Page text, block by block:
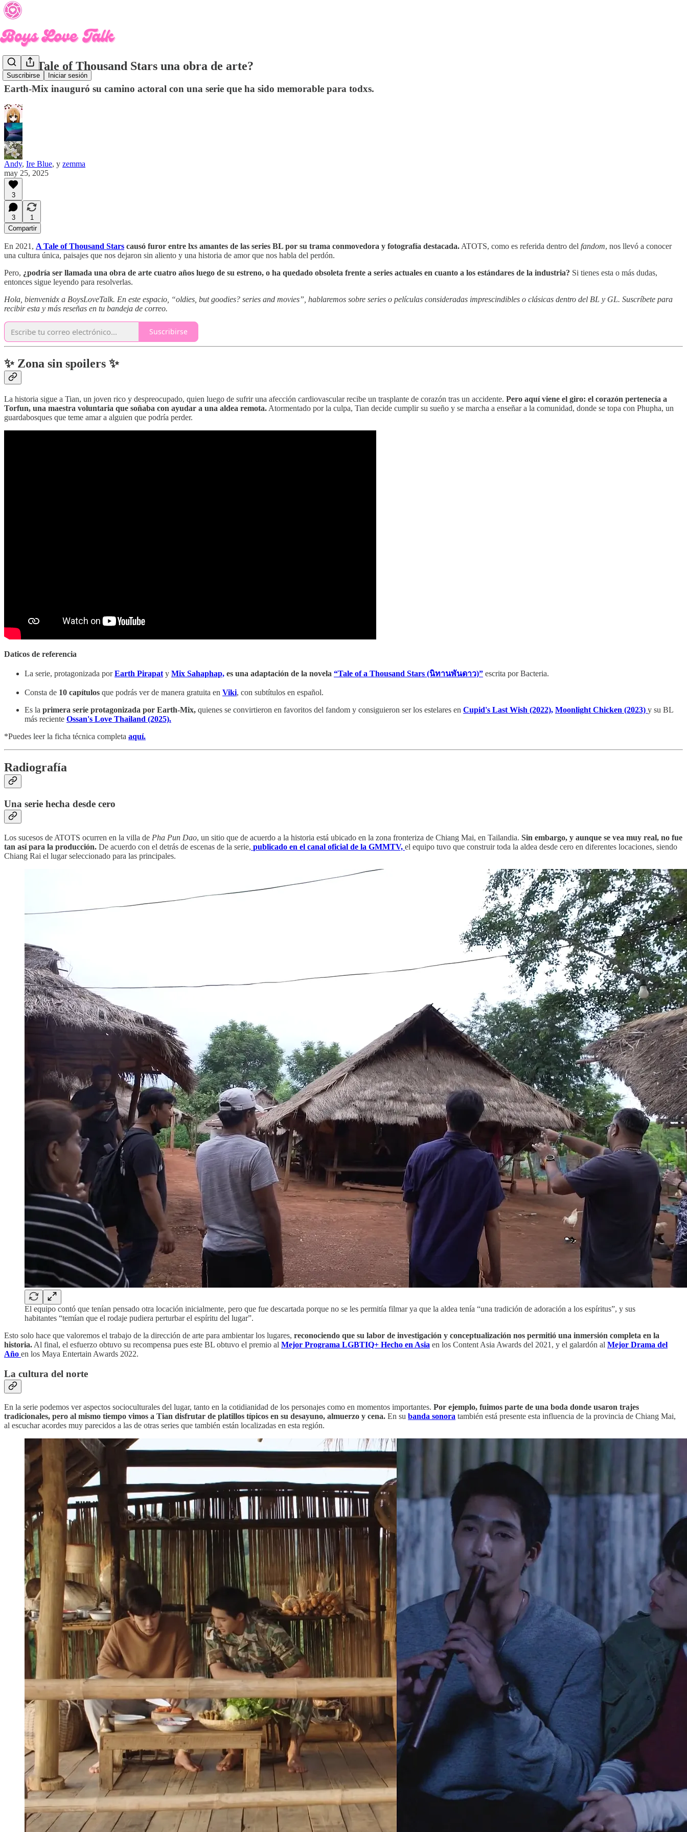
Suscribirse Iniciar sesión
¿Es A Tale of Thousand Stars una obra de arte?
Earth-Mix inauguró su camino actoral con una serie que ha sido memorable para todxs.
Andy, Ire Blue, y zemma
may 25, 2025
3
3
1
Compartir
En 2021, A Tale of Thousand Stars causó furor entre lxs amantes de las series BL por su trama conmovedora y fotografía destacada. ATOTS, como es referida dentro del fandom, nos llevó a conocer
una cultura única, paisajes que nos dejaron sin aliento y una historia de amor que nos habla del perdón.
Pero, ¿podría ser llamada una obra de arte cuatro años luego de su estreno, o ha quedado obsoleta frente a series actuales en cuanto a los estándares de la industria? Si tienes esta o más dudas,
entonces sigue leyendo para resolverlas.
Hola, bienvenidx a BoysLoveTalk. En este espacio, “oldies, but goodies? series and movies”, hablaremos sobre series o películas consideradas imprescindibles o clásicas dentro del BL y GL. Suscríbete para
recibir esta y más reseñas en tu bandeja de correo.
Suscribirse
✨ Zona sin spoilers ✨
La historia sigue a Tian, un joven rico y despreocupado, quien luego de sufrir una afección cardiovascular recibe un trasplante de corazón tras un accidente. Pero aquí viene el giro: el corazón pertenecía a
Torfun, una maestra voluntaria que soñaba con ayudar a una aldea remota. Atormentado por la culpa, Tian decide cumplir su sueño y se marcha a enseñar a la comunidad, donde se topa con Phupha, un
guardabosques que teme amar a alguien que podría perder.
Daticos de referencia
La serie, protagonizada porEarth Pirapat y Mix Sahaphap, es una adaptación de la novela “Tale of a Thousand Stars (นิทานพันดาว)” escrita por Bacteria.
Consta de 10 capítulos que podrás ver de manera gratuita en Viki, con subtítulos en español.
Es la primera serie protagonizada por Earth-Mix, quienes se convirtieron en favoritos del fandom y consiguieron ser los estelares en Cupid's Last Wish (2022), Moonlight Chicken (2023) y su BL
más reciente Ossan's Love Thailand (2025).
*Puedes leer la ficha técnica completa aquí.
Radiografía
Una serie hecha desde cero
Los sucesos de ATOTS ocurren en la villa de Pha Pun Dao, un sitio que de acuerdo a la historia está ubicado en la zona fronteriza de Chiang Mai, en Tailandia. Sin embargo, y aunque se vea muy real, no fue
tan así para la producción. De acuerdo con el detrás de escenas de la serie, publicado en el canal oficial de la GMMTV, el equipo tuvo que construir toda la aldea desde cero en diferentes locaciones, siendo
Chiang Rai el lugar seleccionado para las principales.
El equipo contó que tenían pensado otra locación inicialmente, pero que fue descartada porque no se les permitía filmar ya que la aldea tenía “una tradición de adoración a los espíritus”, y sus
habitantes “temían que el rodaje pudiera perturbar el espíritu del lugar”.
Esto solo hace que valoremos el trabajo de la dirección de arte para ambientar los lugares, reconociendo que su labor de investigación y conceptualización nos permitió una inmersión completa en la
historia. Al final, el esfuerzo obtuvo su recompensa pues este BL obtuvo el premio al Mejor Programa LGBTIQ+ Hecho en Asia en los Content Asia Awards del 2021, y el galardón al Mejor Drama del
Año en los Maya Entertain Awards 2022.
La cultura del norte
En la serie podemos ver aspectos socioculturales del lugar, tanto en la cotidianidad de los personajes como en momentos importantes. Por ejemplo, fuimos parte de una boda donde usaron trajes
tradicionales, pero al mismo tiempo vimos a Tian disfrutar de platillos típicos en su desayuno, almuerzo y cena. En su banda sonora también está presente esta influencia de la provincia de Chiang Mai,
al escuchar acordes muy parecidos a las de otras series que también están localizadas en esta región.